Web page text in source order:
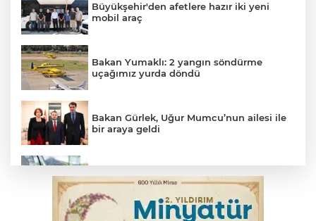
Büyükşehir'den afetlere hazır iki yeni
mobil araç
Bakan Yumaklı: 2 yangın söndürme
uçağımız yurda döndü
Bakan Gürlek, Uğur Mumcu’nun ailesi ile
bir araya geldi
yansıyacak mı?